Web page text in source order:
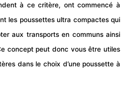
à ce critère, ont commencé à
les poussettes ultra compactes qui
aux transports en communs ainsi
concept peut donc vous être utiles
dans le choix d’une poussette à